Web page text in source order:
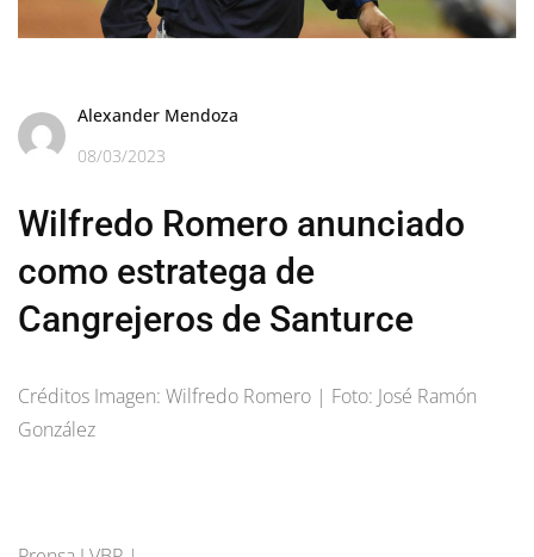
Alexander Mendoza
08/03/2023
Wilfredo Romero anunciado
como estratega de
Cangrejeros de Santurce
Créditos Imagen: Wilfredo Romero | Foto: José Ramón
González